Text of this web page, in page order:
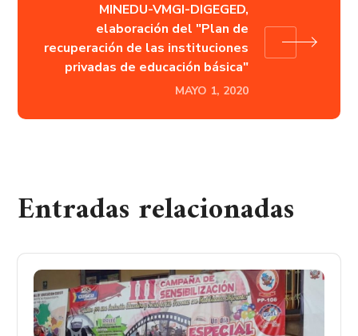
MINEDU-VMGI-DIGEGED,
elaboración del "Plan de
recuperación de las instituciones
privadas de educación básica"
MAYO 1, 2020
Entradas relacionadas